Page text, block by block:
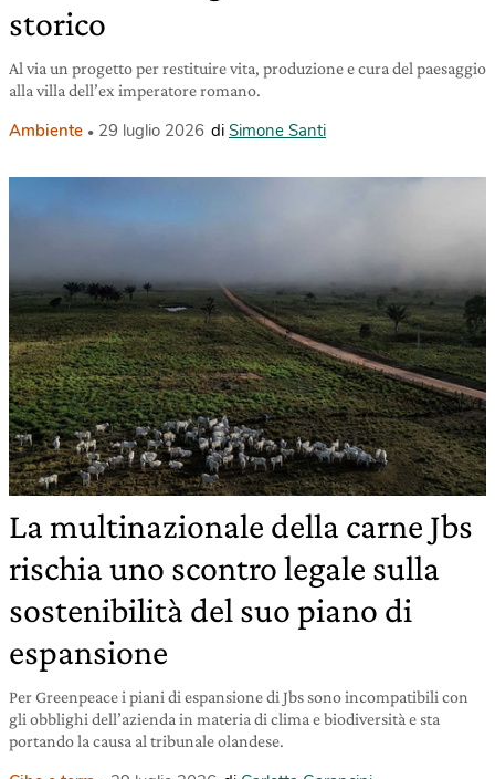
storico
Al via un progetto per restituire vita, produzione e cura del paesaggio
alla villa dell’ex imperatore romano.
Ambiente 29 luglio 2026 di Simone Santi
La multinazionale della carne Jbs
rischia uno scontro legale sulla
sostenibilità del suo piano di
espansione
Per Greenpeace i piani di espansione di Jbs sono incompatibili con
gli obblighi dell’azienda in materia di clima e biodiversità e sta
portando la causa al tribunale olandese.